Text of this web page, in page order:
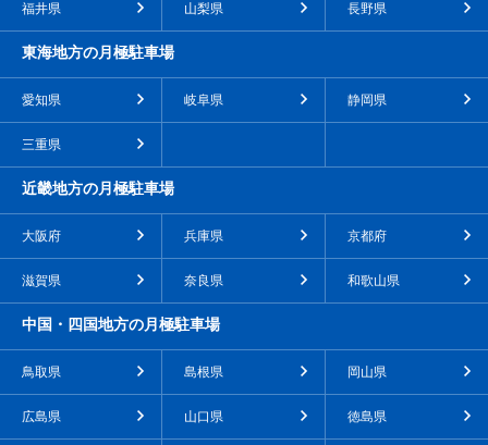
福井県 山梨県 長野県
東海地方の月極駐車場
愛知県 岐阜県 静岡県
三重県
近畿地方の月極駐車場
大阪府 兵庫県 京都府
滋賀県 奈良県 和歌山県
中国・四国地方の月極駐車場
鳥取県 島根県 岡山県
広島県 山口県 徳島県